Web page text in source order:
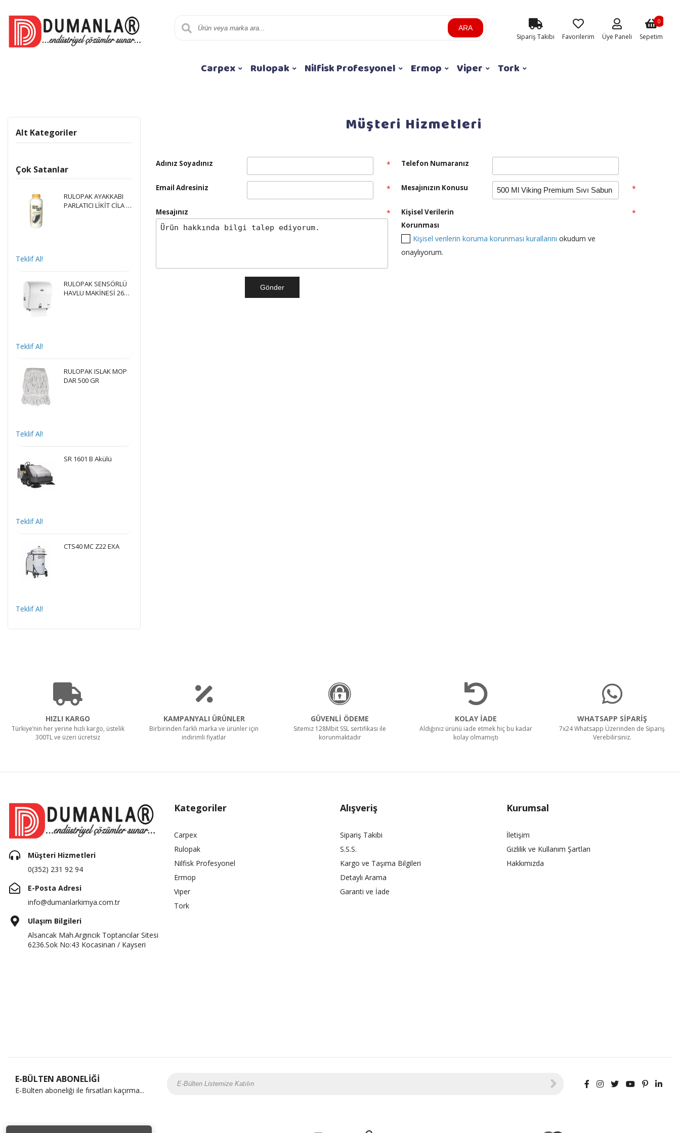
ARA
Sipariş Takibi Favorilerim Üye Paneli Sepetim
0
Carpex Rulopak Nilfisk Profesyonel Ermop Viper Tork
Alt Kategoriler
Çok Satanlar
RULOPAK AYAKKABI
PARLATICI LİKİT CİLA 1
Teklif Al!
RULOPAK SENSÖRLÜ
HAVLU MAKİNESİ 26
Teklif Al!
RULOPAK ISLAK MOP
DAR 500 GR
Teklif Al!
SR 1601 B Akülü
Teklif Al!
CTS40 MC Z22 EXA
Teklif Al!
Müşteri Hizmetleri
Adınız Soyadınız * Telefon Numaranız
Email Adresiniz * Mesajınızın Konusu *
Mesajınız *
Kişisel Verilerin
Korunması
Kişisel verilerin koruma korunması kurallarını okudum ve
onaylıyorum.
*
HIZLI KARGO
Türkiye’nin her yerine hızlı kargo, üstelik
300TL ve üzeri ücretsiz
KAMPANYALI ÜRÜNLER
Birbirinden farklı marka ve ürünler için
indirimli fiyatlar
GÜVENLİ ÖDEME
Sitemiz 128Mbit SSL sertifikası ile
korunmaktadır
KOLAY İADE
Aldığınız ürünü iade etmek hiç bu kadar
kolay olmamıştı
WHATSAPP SİPARİŞ
7x24 Whatsapp Üzerinden de Sipariş
Verebilirsiniz.
Müşteri Hizmetleri
0(352) 231 92 94
E-Posta Adresi
info@dumanlarkimya.com.tr
Ulaşım Bilgileri
Alsancak Mah.Argıncık Toptancılar Sitesi
6236.Sok No:43 Kocasinan / Kayseri
Kategoriler
Carpex
Rulopak
Nilfisk Profesyonel
Ermop
Viper
Tork
Alışveriş
Sipariş Takibi
S.S.S.
Kargo ve Taşıma Bilgileri
Detaylı Arama
Garanti ve İade
Kurumsal
İletişim
Gizlilik ve Kullanım Şartları
Hakkımızda
E-BÜLTEN ABONELİĞİ
E-Bülten aboneliği ile fırsatları kaçırma...